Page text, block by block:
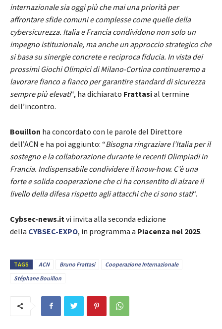
internazionale sia oggi più che mai una priorità per
affrontare sfide comuni e complesse come quelle della
cybersicurezza. Italia e Francia condividono non solo un
impegno istituzionale, ma anche un approccio strategico che
si basa su sinergie concrete e reciproca fiducia. In vista dei
prossimi Giochi Olimpici di Milano-Cortina continueremo a
lavorare fianco a fianco per garantire standard di sicurezza
sempre più elevati“, ha dichiarato Frattasial termine
dell’incontro.
Bouillon ha concordato con le parole del Direttore
dell’ACN e ha poi aggiunto: “Bisogna ringraziare l’Italia per il
sostegno e la collaborazione durante le recenti Olimpiadi in
Francia. Indispensabile condividere il know-how. C’è una
forte e solida cooperazione che ci ha consentito di alzare il
livello della difesa rispetto agli attacchi che ci sono stati“.
Cybsec-news.it vi invita alla seconda edizione
della CYBSEC-EXPO, in programma a Piacenza nel 2025.
TAGS ACN Bruno Frattasi
Cooperazione Internazionale
Stéphane Bouillon